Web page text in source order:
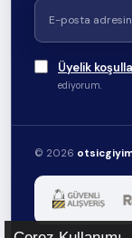
Üyelik
ediyorum.
© 2026